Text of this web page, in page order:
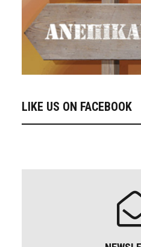
LIKE US ON FACEBOOK